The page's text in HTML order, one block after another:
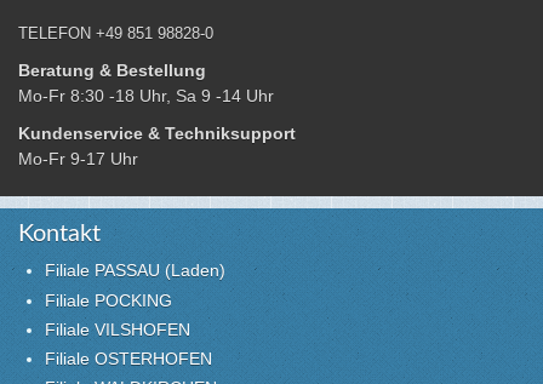
TELEFON +49 851 98828-0
Beratung & Bestellung
Mo-Fr 8:30 -18 Uhr, Sa 9 -14 Uhr
Kundenservice & Techniksupport
Mo-Fr 9-17 Uhr
Kontakt
Filiale PASSAU (Laden)
Filiale POCKING
Filiale VILSHOFEN
Filiale OSTERHOFEN